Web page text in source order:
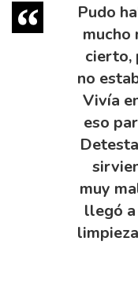
Pudo
mucho
cierto,
no
Vivía
eso
muy
llegó